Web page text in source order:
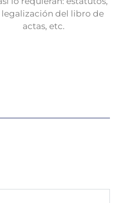
legalización del libro de
actas, etc.